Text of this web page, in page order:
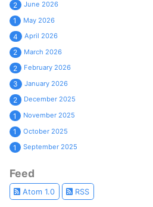
2 June 2026
1 May 2026
4 April 2026
2 March 2026
2 February 2026
3 January 2026
2 December 2025
1 November 2025
1 October 2025
1 September 2025
Feed
Atom 1.0 RSS